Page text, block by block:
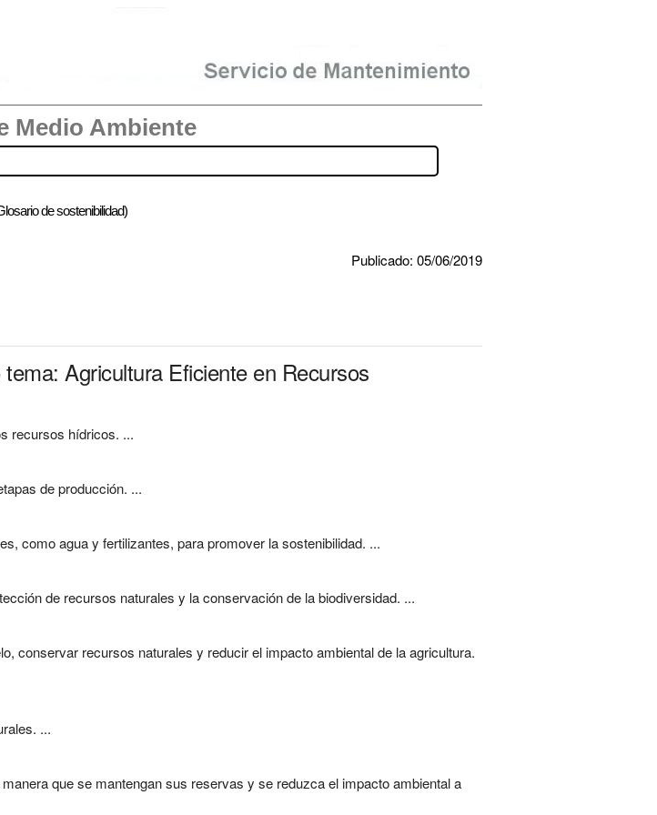
Medio Ambiente
de sostenibilidad)
Publicado: 05/06/2019
Agricultura Eficiente en Recursos
recursos hídricos. ...
de producción. ...
como agua y fertilizantes, para promover la sostenibilidad. ...
de recursos naturales y la conservación de la biodiversidad. ...
conservar recursos naturales y reducir el impacto ambiental de la agricultura.
...
que se mantengan sus reservas y se reduzca el impacto ambiental a